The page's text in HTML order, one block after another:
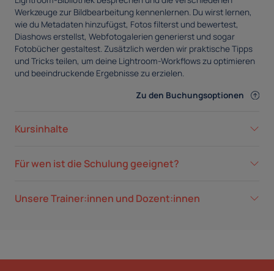
Werkzeuge zur Bildbearbeitung kennenlernen. Du wirst lernen,
wie du Metadaten hinzufügst, Fotos filterst und bewertest,
Diashows erstellst, Webfotogalerien generierst und sogar
Fotobücher gestaltest. Zusätzlich werden wir praktische Tipps
und Tricks teilen, um deine Lightroom-Workflows zu optimieren
und beeindruckende Ergebnisse zu erzielen.
Zu den Buchungsoptionen
Kursinhalte
Für wen ist die Schulung geeignet?
Unsere Trainer:innen und Dozent:innen